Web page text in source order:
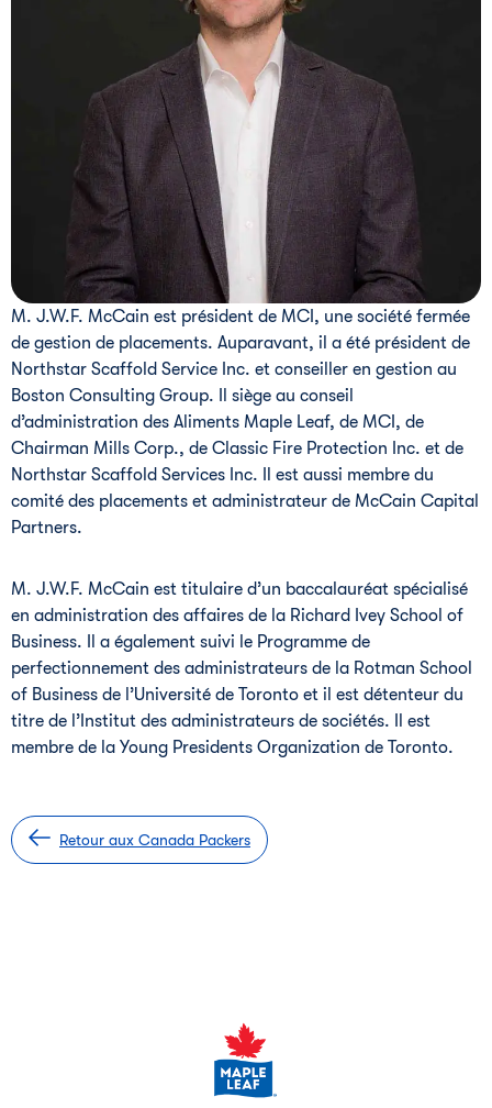
M. J.W.F. McCain est président de MCI, une société fermée
de gestion de placements. Auparavant, il a été président de
Northstar Scaffold Service Inc. et conseiller en gestion au
Boston Consulting Group. Il siège au conseil
d’administration des Aliments Maple Leaf, de MCI, de
Chairman Mills Corp., de Classic Fire Protection Inc. et de
Northstar Scaffold Services Inc. Il est aussi membre du
comité des placements et administrateur de McCain Capital
Partners.
M. J.W.F. McCain est titulaire d’un baccalauréat spécialisé
en administration des affaires de la Richard Ivey School of
Business. Il a également suivi le Programme de
perfectionnement des administrateurs de la Rotman School
of Business de l’Université de Toronto et il est détenteur du
titre de l’Institut des administrateurs de sociétés. Il est
membre de la Young Presidents Organization de Toronto.
Retour aux Canada Packers